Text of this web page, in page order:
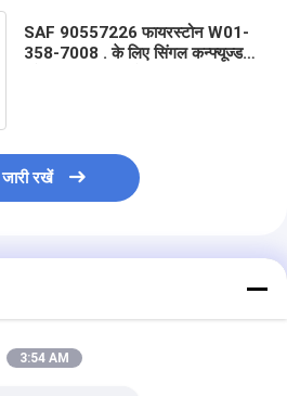
SAF 90557226 फायरस्टोन W01-
358-7008 . के लिए सिंगल कन्फ्यूज्ड
जारी रखें
3:54 AM